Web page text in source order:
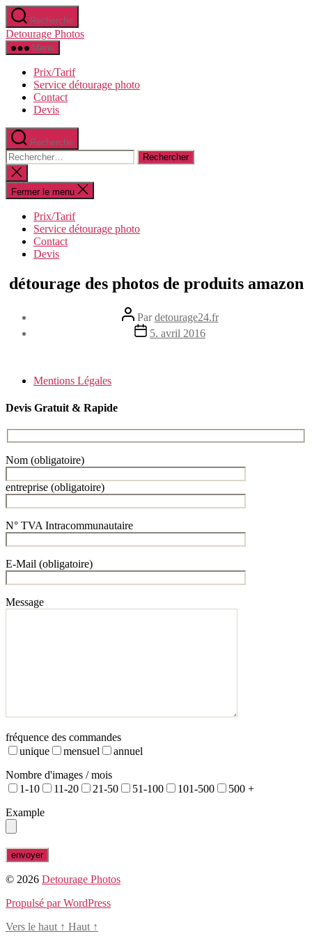
Aller
au
contenu
Recherche
Detourage Photos
Menu
Prix/Tarif
Service détourage photo
Contact
Devis
Recherche
Rechercher :
Fermer
la
recherche
Fermer le menu
Prix/Tarif
Service détourage photo
Contact
Devis
détourage des photos de produits amazon
Auteur
de
l’article
Pardetourage24.fr
Date5. avril 2016
Mentions Légales
Devis Gratuit & Rapide
Nom (obligatoire)
entreprise (obligatoire)
N° TVA Intracommunautaire
E-Mail (obligatoire)
Message
fréquence des commandes
unique
mensuel
annuel
Nombre d'images / mois
1-10
11-20 21-50 51-100 101-500
500 +
Example
© 2026 Detourage Photos
Propulsé par WordPress
Vers le haut ↑ Haut ↑